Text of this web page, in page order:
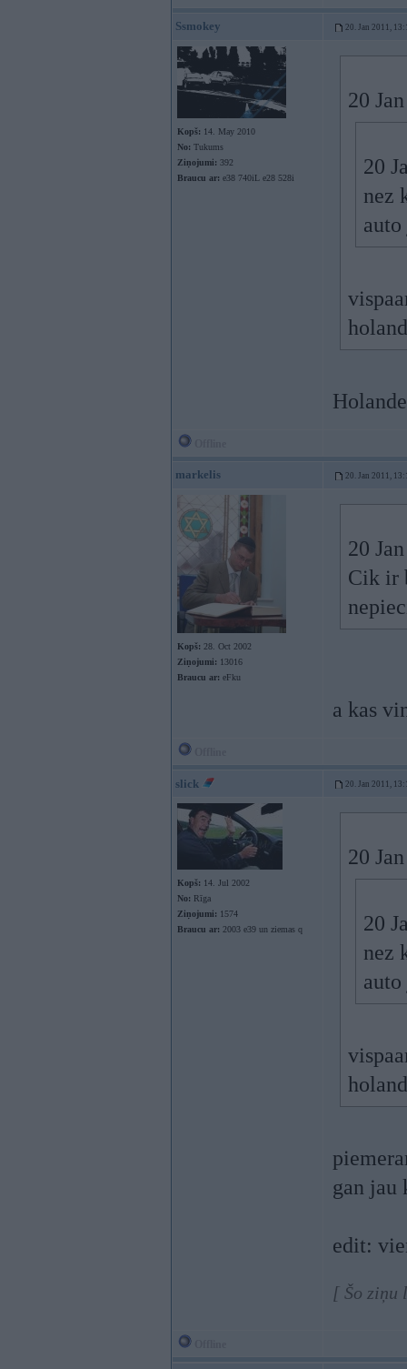
Ssmokey 20. Jan 2011,
Kopš: 14. May 2010
No: Tukums
Ziņojumi: 392
Braucu ar: e38 740iL e28 528i
20
20
nez
markelis 20. Jan 2011,
Kopš: 28. Oct 2002
Ziņojumi: 13016
Braucu ar: eFku
20
Cik ir
a kas
slick 20. Jan 2011,
Kopš: 14. Jul 2002
No: Rīga
Ziņojumi: 1574
Braucu ar: 2003 e39 un ziemas q
20
20
nez
gan jau
edit:
[ Šo ziņu